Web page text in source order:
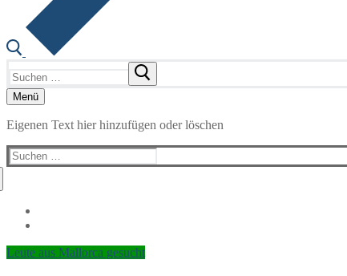
nach:
Menü
Eigenen Text hier hinzufügen oder löschen
Suchen
nach:
Leute aus Mallorca gesucht